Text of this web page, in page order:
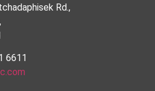
Rd.,
6611